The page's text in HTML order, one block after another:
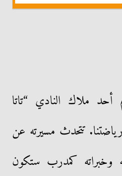
ملاك النادي “تاتا
تتحدث مسيرته عن
وخبراته كمدرب ستكون